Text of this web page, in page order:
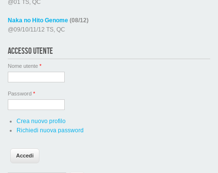
@01 TS, QC
Naka no Hito Genome (08/12)
@09/10/11/12 TS, QC
ACCESSO UTENTE
Nome utente *
Password *
Crea nuovo profilo
Richiedi nuova password